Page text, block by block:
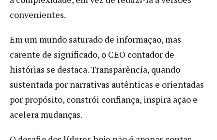
convenientes.
Em um mundo saturado de informação, mas
carente de significado, o CEO contador de
histórias se destaca. Transparência, quando
sustentada por narrativas autênticas e orientadas
por propósito, constrói confiança, inspira ação e
acelera mudanças.